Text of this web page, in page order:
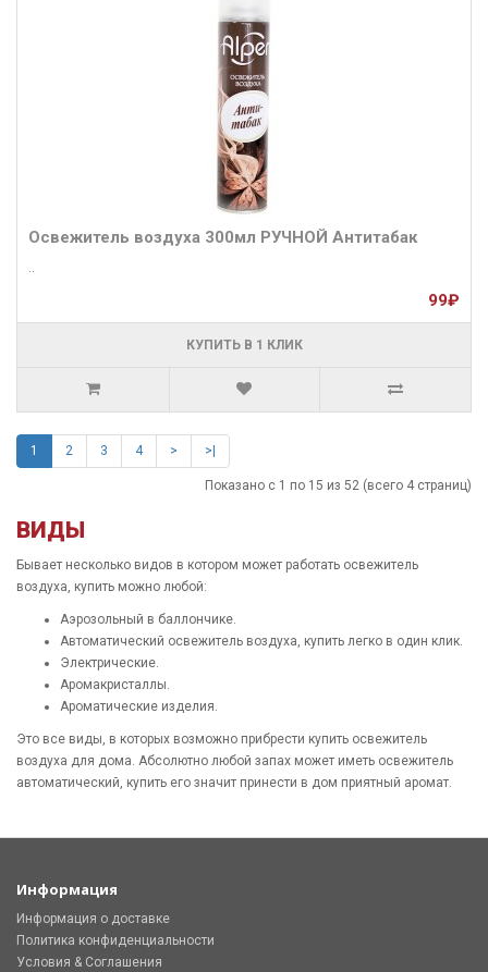
Освежитель воздуха 300мл РУЧНОЙ Антитабак
..
99₽
КУПИТЬ В 1 КЛИК
1 2 3 4 > >|
Показано с 1 по 15 из 52 (всего 4 страниц)
ВИДЫ
Бывает несколько видов в котором может работать освежитель
воздуха, купить можно любой:
Аэрозольный в баллончике.
Автоматический освежитель воздуха, купить легко в один клик.
Электрические.
Аромакристаллы.
Ароматические изделия.
Это все виды, в которых возможно прибрести купить освежитель
воздуха для дома. Абсолютно любой запах может иметь освежитель
автоматический, купить его значит принести в дом приятный аромат.
Информация
Информация о доставке
Политика конфиденциальности
Условия & Соглашения